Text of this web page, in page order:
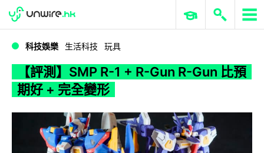
WWDC 2026 ERP 與商業 AI
科技娛樂 生活科技 玩具
【評測】SMP R-1 + R-Gun R-Gun 比預
期好 + 完全變形